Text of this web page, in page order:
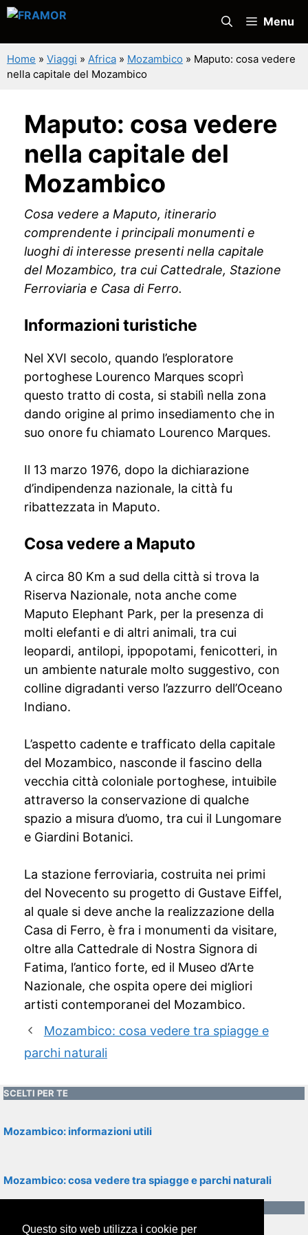
Vai
contenuto
Menu
Home » Viaggi » Africa » Mozambico » Maputo: cosa vedere
nella capitale del Mozambico
Maputo: cosa vedere
nella capitale del
Mozambico
Cosa vedere a Maputo, itinerario
comprendente i principali monumenti e
luoghi di interesse presenti nella capitale
del Mozambico, tra cui Cattedrale, Stazione
Ferroviaria e Casa di Ferro.
Informazioni turistiche
Nel XVI secolo, quando l’esploratore
portoghese Lourenco Marques scoprì
questo tratto di costa, si stabilì nella zona
dando origine al primo insediamento che in
suo onore fu chiamato Lourenco Marques.
Il 13 marzo 1976, dopo la dichiarazione
d’indipendenza nazionale, la città fu
ribattezzata in Maputo.
Cosa vedere a Maputo
A circa 80 Km a sud della città si trova la
Riserva Nazionale, nota anche come
Maputo Elephant Park, per la presenza di
molti elefanti e di altri animali, tra cui
leopardi, antilopi, ippopotami, fenicotteri, in
un ambiente naturale molto suggestivo, con
colline digradanti verso l’azzurro dell’Oceano
Indiano.
L’aspetto cadente e trafficato della capitale
del Mozambico, nasconde il fascino della
vecchia città coloniale portoghese, intuibile
attraverso la conservazione di qualche
spazio a misura d’uomo, tra cui il Lungomare
e Giardini Botanici.
La stazione ferroviaria, costruita nei primi
del Novecento su progetto di Gustave Eiffel,
al quale si deve anche la realizzazione della
Casa di Ferro, è fra i monumenti da visitare,
oltre alla Cattedrale di Nostra Signora di
Fatima, l’antico forte, ed il Museo d’Arte
Nazionale, che ospita opere dei migliori
artisti contemporanei del Mozambico.
Mozambico: cosa vedere tra spiagge e
parchi naturali
SCELTI PER TE
Mozambico: informazioni utili
Mozambico: cosa vedere tra spiagge e parchi naturali
Questo sito web utilizza i cookie per